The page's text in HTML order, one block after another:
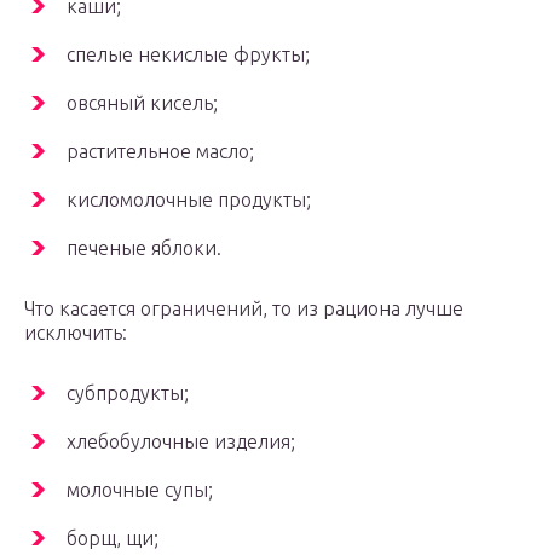
каши;
спелые некислые фрукты;
овсяный кисель;
растительное масло;
кисломолочные продукты;
печеные яблоки.
Что касается ограничений, то из рациона лучше
исключить:
субпродукты;
хлебобулочные изделия;
молочные супы;
борщ, щи;